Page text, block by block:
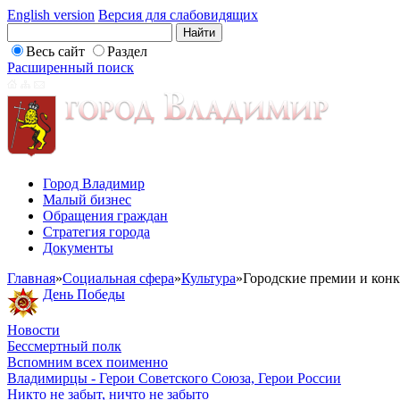
English version Версия для слабовидящих
Весь сайт
Раздел
Расширенный поиск
Город Владимир
Малый бизнес
Обращения граждан
Стратегия города
Документы
Главная»Социальная сфера»Культура»Городские премии и
День Победы
Новости
Бессмертный полк
Вспомним всех поименно
Владимирцы - Герои Советского Союза, Герои России
Никто не забыт, ничто не забыто